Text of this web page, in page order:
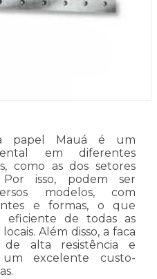
papel Mauá é um
em diferentes
como as dos setores
isso, podem ser
modelos, com
e formas, o que
eficiente de todas as
Além disso, a faca
alta resistência e
um excelente custo-